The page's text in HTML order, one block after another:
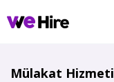
Mülakat Hizmeti